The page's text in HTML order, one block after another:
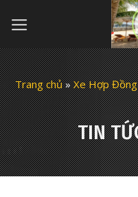
Trang chủ»Xe Hợp Đồng
TIN